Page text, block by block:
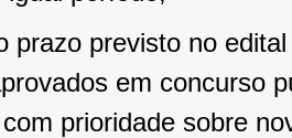
prazo previsto no
em concurso
prioridade sobre